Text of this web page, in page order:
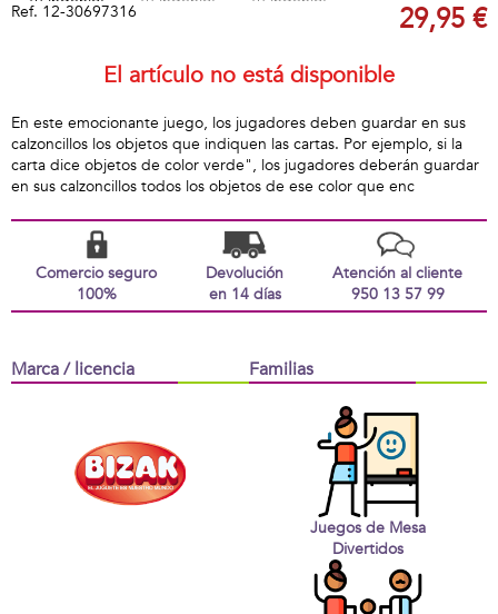
Ref. 12-30697316 29,95 €
El artículo no está disponible
En este emocionante juego, los jugadores deben guardar en sus
calzoncillos los objetos que indiquen las cartas. Por ejemplo, si la
carta dice objetos de color verde", los jugadores deberán guardar
en sus calzoncillos todos los objetos de ese color que enc
Comercio seguro
100%
Devolución
en 14 días
Atención al cliente
950 13 57 99
Marca / licencia Familias
Juegos de Mesa
Divertidos